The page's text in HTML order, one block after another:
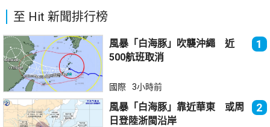
至 Hit 新聞排行榜
風暴「白海豚」吹襲沖繩 近
500航班取消
1
國際 3小時前
風暴「白海豚」靠近華東 或周
日登陸浙閩沿岸
2